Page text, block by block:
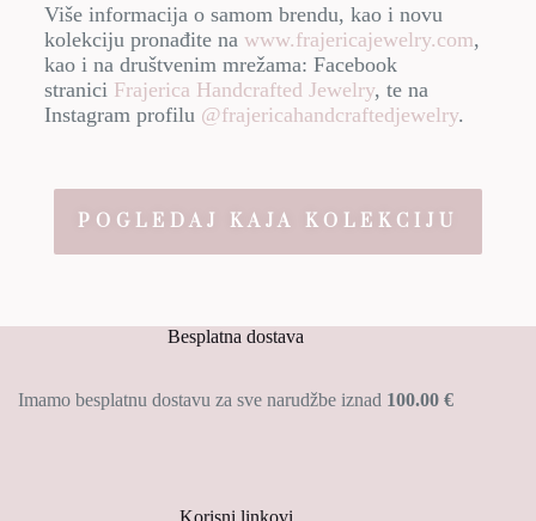
Više informacija o samom brendu, kao i novu
kolekciju pronađite na www.frajericajewelry.com,
kao i na društvenim mrežama: Facebook
stranici Frajerica Handcrafted Jewelry, te na
Instagram profilu @frajericahandcraftedjewelry.
POGLEDAJ KAJA KOLEKCIJU
Besplatna dostava
Imamo besplatnu dostavu za sve narudžbe iznad 100.00 €
Korisni linkovi